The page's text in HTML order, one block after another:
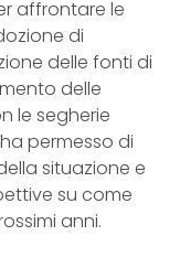
affrontare le
di
delle fonti di
delle
le segherie
permesso di
situazione e
su come
anni.